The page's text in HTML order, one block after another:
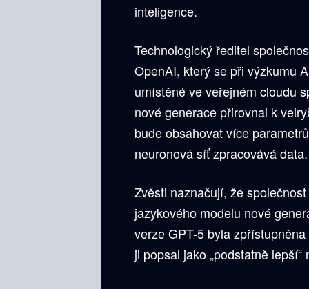
inteligence.
Technologický ředitel
OpenAI, který se při výzkumu
umístěné ve veřejném cloudu
nové generace přirovnal k
bude obsahovat více
neuronová síť zpracovává data.
Zvěsti naznačují, že
jazykového modelu nové
verze GPT-5 byla
ji popsal jako „podstatně lepší“